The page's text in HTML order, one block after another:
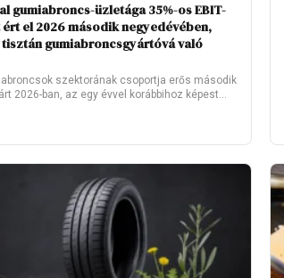
gumiabroncs-üzletága 35%-os EBIT-
el 2026 második negyedévében,
gumiabroncsgyártóvá való
szektorának csoportja erős második
2026-ban, az egy évvel korábbihoz képest…